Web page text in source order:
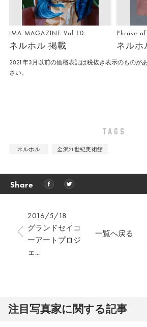
IMA MAGAZINE Vol.10
ネルホル 掲載
Phrase
ネルホ
2021年3月以前の価格表記は税抜き表示のものが
さい。
TAGS
ネルホル 金沢21世紀美術館
Share
2016/5/18
グランドセイコ
ーアートプロジ
ェ...
一覧へ戻る
注⽬写真家に関する記事